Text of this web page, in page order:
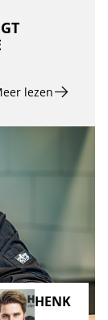
lezen
HENK